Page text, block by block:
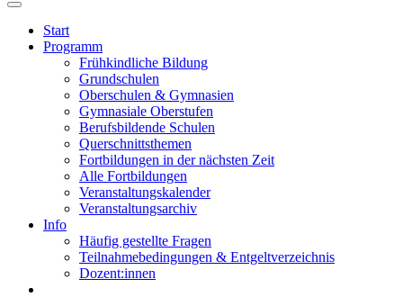
Start
Programm
Frühkindliche Bildung
Grundschulen
Oberschulen & Gymnasien
Gymnasiale Oberstufen
Berufsbildende Schulen
Querschnittsthemen
Fortbildungen in der nächsten Zeit
Alle Fortbildungen
Veranstaltungskalender
Veranstaltungsarchiv
Info
Häufig gestellte Fragen
Teilnahmebedingungen & Entgeltverzeichnis
Dozent:innen